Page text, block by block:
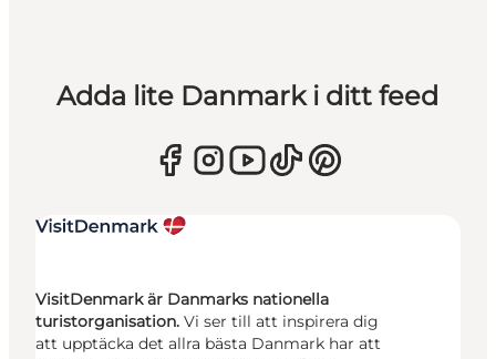
Adda lite Danmark i ditt feed
VisitDenmark är Danmarks nationella
turistorganisation. Vi ser till att inspirera dig
att upptäcka det allra bästa Danmark har att